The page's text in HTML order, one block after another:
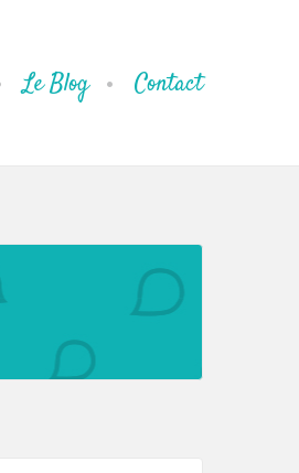
Le Blog Contact